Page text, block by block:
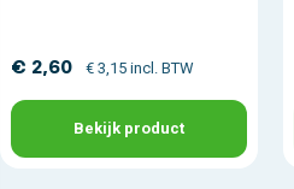
€ 2,60 € 3,15 incl. BTW
Bekijk product